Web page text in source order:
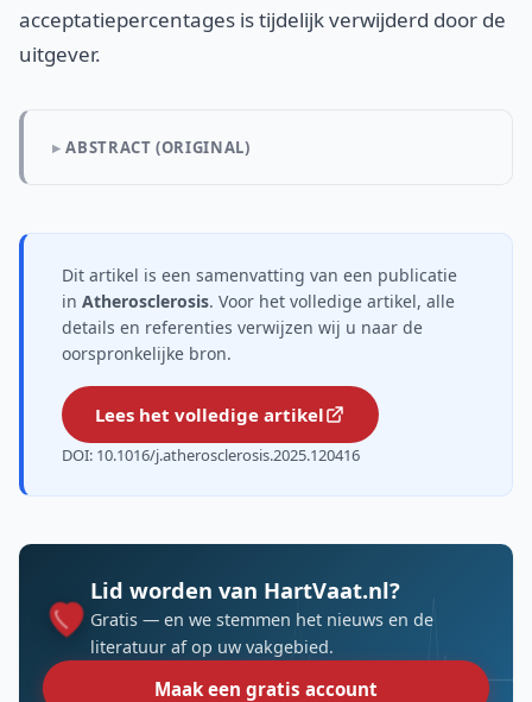
acceptatiepercentages is tijdelijk verwijderd door de
uitgever.
ABSTRACT (ORIGINAL)
Dit artikel is een samenvatting van een publicatie
in Atherosclerosis. Voor het volledige artikel, alle
details en referenties verwijzen wij u naar de
oorspronkelijke bron.
Lees het volledige artikel
DOI: 10.1016/j.atherosclerosis.2025.120416
Lid worden van HartVaat.nl?
Gratis — en we stemmen het nieuws en de
literatuur af op uw vakgebied.
Maak een gratis account